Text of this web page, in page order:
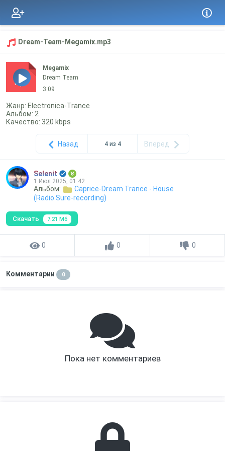
Dream-Team-Megamix.mp3
mp3
Megamix
Dream Team
3:09
Жанр: Electronica-Trance
Альбом: 2
Качество: 320 kbps
Назад 4 из 4 Вперед
Selenit
1 Июл 2025, 01:42
Альбом:
Caprice-Dream Trance - House
(Radio Sure-recording)
Скачать 7.21 Мб
0 0 0
Комментарии 0
Пока нет комментариев